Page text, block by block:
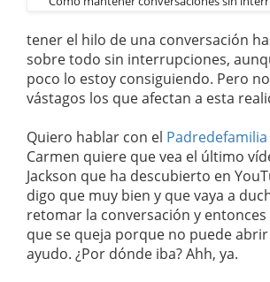
tener el hilo de una conversación
sobre todo sin interrupciones,
poco lo estoy consiguiendo. Pero
vástagos los que afectan a esta
Quiero hablar con el Padredefamilia
Carmen quiere que vea el último
Jackson que ha descubierto en
digo que muy bien y que vaya a
retomar la conversación y entonces
que se queja porque no puede
ayudo. ¿Por dónde iba? Ahh, ya.